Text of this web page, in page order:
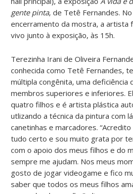
gente pinta, de Tetê Fernandes.
encerramento da mostra, a artista
vivo junto à exposição, às 15h.
Terezinha Irani de Oliveira
conhecida como Tetê Fernandes,
múltipla congênita, uma deficiência
membros superiores e inferiores.
quatro filhos e é artista plástica
utlizando a técnica da pintura com
canetinhas e marcadores.
tudo certo e sou muito grata por
com o apoio dos meus filhos e do
sempre me ajudam. Nos meus
gosto de jogar videogame e fico
saber que todos os meus filhos